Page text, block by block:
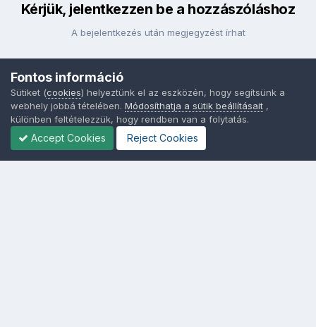
Kérjük, jelentkezzen be a hozzászóláshoz
A bejelentkezés után megjegyzést írhat
Fontos információ
Sütiket (cookies) helyeztünk el az eszközén, hogy segítsünk a
webhely jobbá tételében. Módosíthatja a sütik beállításait ,
különben feltételezzük, hogy rendben van a folytatás.
Accept Cookies Reject Cookies